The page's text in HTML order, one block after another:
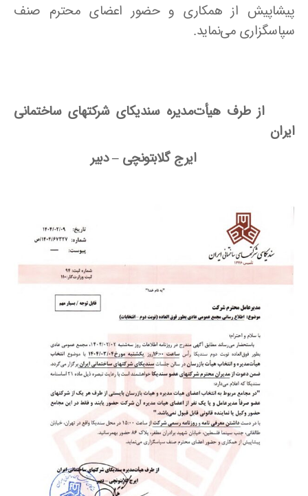
پیشاپیش از همکاری و حضور اعضای محترم صنف
سپاسگزاری می‌نماید.
از طرف هیأت‌مدیره سندیکای شرکتهای ساختمانی
ایران
ایرج گلابتونچی–دبیر